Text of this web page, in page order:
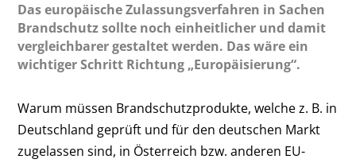
Das europäische Zulassungsverfahren in Sachen
Brandschutz sollte noch einheitlicher und damit
vergleichbarer gestaltet werden. Das wäre ein
wichtiger Schritt Richtung „Europäisierung“.
Warum müssen Brandschutzprodukte, welche z. B. in
Deutschland geprüft und für den deutschen Markt
zugelassen sind, in Österreich bzw. anderen EU-